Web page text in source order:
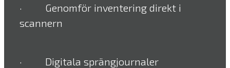
· Genomför inventering direkt i
scannern
· Digitala sprängjournaler